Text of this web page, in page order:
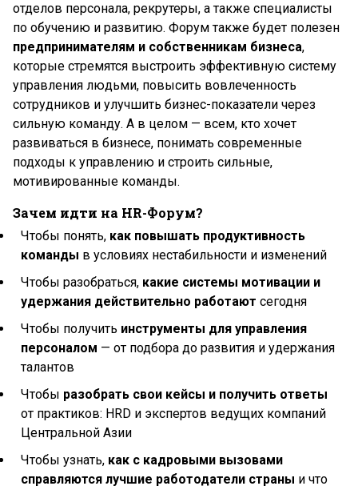
отделов персонала, рекрутеры, а также специалисты
по обучению и развитию. Форум также будет полезен
предпринимателям и собственникам бизнеса,
которые стремятся выстроить эффективную систему
управления людьми, повысить вовлеченность
сотрудников и улучшить бизнес-показатели через
сильную команду. А в целом — всем, кто хочет
развиваться в бизнесе, понимать современные
подходы к управлению и строить сильные,
мотивированные команды.
Зачем идти на HR-Форум?
Чтобы понять, как повышать продуктивность
команды в условиях нестабильности и изменений
Чтобы разобраться, какие системы мотивации и
удержания действительно работают сегодня
Чтобы получить инструменты для управления
персоналом — от подбора до развития и удержания
талантов
Чтобы разобрать свои кейсы и получить ответы
от практиков: HRD и экспертов ведущих компаний
Центральной Азии
Чтобы узнать, как с кадровыми вызовами
справляются лучшие работодатели страны и что